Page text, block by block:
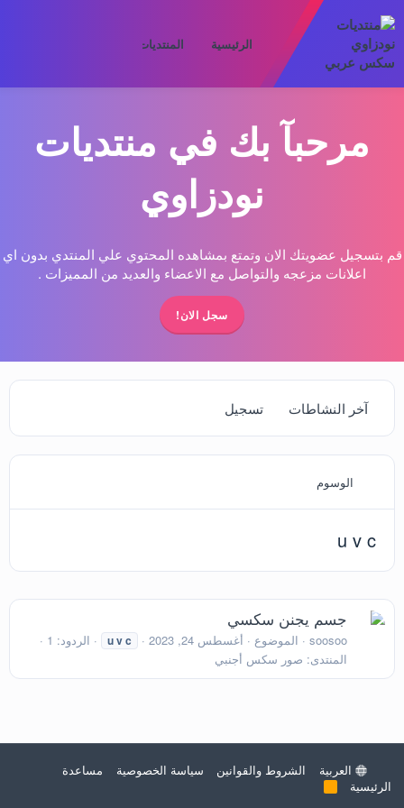
الرئيسية المنتديات
مرحبآ بك في منتديات
نودزاوي
قم بتسجيل عضويتك الان وتمتع بمشاهده المحتوي علي المنتدي بدون اي
اعلانات مزعجه والتواصل مع الاعضاء والعديد من المميزات .
سجل الان!
آخر النشاطات تسجيل
الوسوم
u v c
جسم يجنن سكسي
soosoo الموضوع أغسطس 24, 2023 uvc
الردود: 1
المنتدى: صور سكس أجنبي
العربية الشروط والقوانين سياسة الخصوصية
مساعدة
الرئيسية
R
S